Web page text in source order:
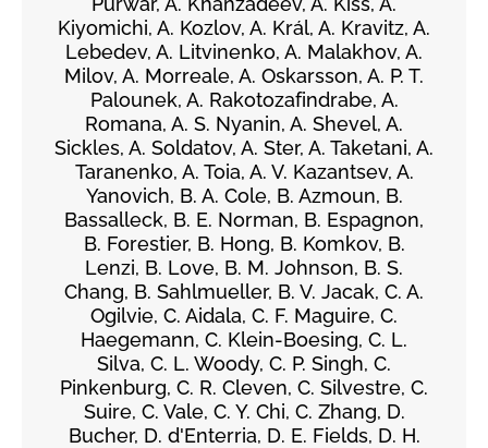
Kiyomichi, A. Kozlov, A. Král, A. Kravitz, A.
Lebedev, A. Litvinenko, A. Malakhov, A.
Milov, A. Morreale, A. Oskarsson, A. P. T.
Palounek, A. Rakotozafindrabe, A.
Romana, A. S. Nyanin, A. Shevel, A.
Sickles, A. Soldatov, A. Ster, A. Taketani, A.
Taranenko, A. Toia, A. V. Kazantsev, A.
Yanovich, B. A. Cole, B. Azmoun, B.
Bassalleck, B. E. Norman, B. Espagnon,
B. Forestier, B. Hong, B. Komkov, B.
Lenzi, B. Love, B. M. Johnson, B. S.
Chang, B. Sahlmueller, B. V. Jacak, C. A.
Ogilvie, C. Aidala, C. F. Maguire, C.
Haegemann, C. Klein-Boesing, C. L.
Silva, C. L. Woody, C. P. Singh, C.
Pinkenburg, C. R. Cleven, C. Silvestre, C.
Suire, C. Vale, C. Y. Chi, C. Zhang, D.
Bucher, D. d'Enterria, D. E. Fields, D. H.